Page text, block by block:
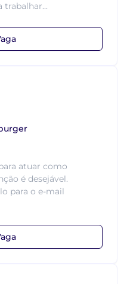
trabalhar...
atuar como
é desejável.
para o e-mail